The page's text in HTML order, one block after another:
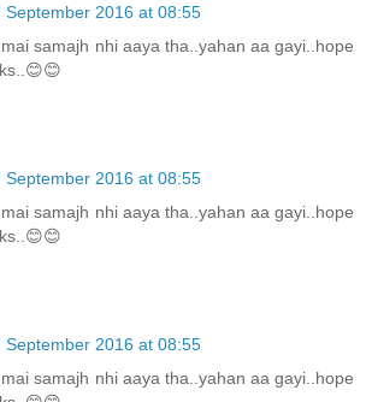
September 2016 at 08:55
samajh nhi aaya tha..yahan aa gayi..hope
September 2016 at 08:55
samajh nhi aaya tha..yahan aa gayi..hope
September 2016 at 08:55
samajh nhi aaya tha..yahan aa gayi..hope